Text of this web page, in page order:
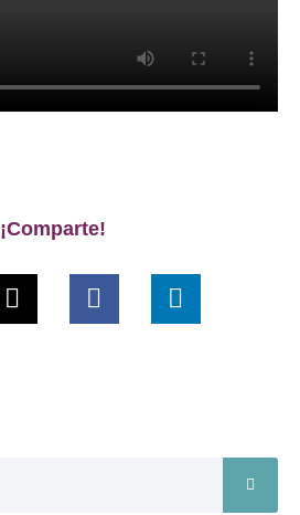
¡Comparte!